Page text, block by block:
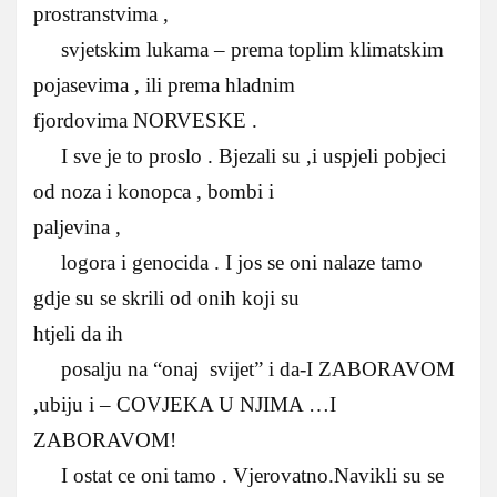
prostranstvima ,
svjetskim lukama – prema toplim klimatskim
pojasevima , ili prema hladnim
fjordovima NORVESKE .
I sve je to proslo . Bjezali su ,i uspjeli pobjeci
od noza i konopca , bombi i
paljevina ,
logora i genocida . I jos se oni nalaze tamo
gdje su se skrili od onih koji su
htjeli da ih
posalju na “onaj svijet” i da-I ZABORAVOM
,ubiju i – COVJEKA U NJIMA …I
ZABORAVOM!
I ostat ce oni tamo . Vjerovatno.Navikli su se